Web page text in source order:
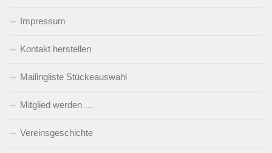
Impressum
Kontakt herstellen
Mailingliste Stückeauswahl
Mitglied werden …
Vereinsgeschichte